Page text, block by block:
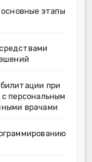
этапы
при
персональным
врачами